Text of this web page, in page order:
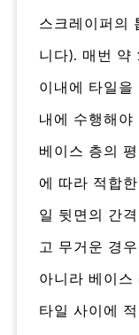
스크레이퍼의
니다). 매번 약
이내에 타일을
내에 수행해야
베이스 층의
에 따라 적합
일 뒷면의 간
고 무거운 경
아니라 베이스
타일 사이에